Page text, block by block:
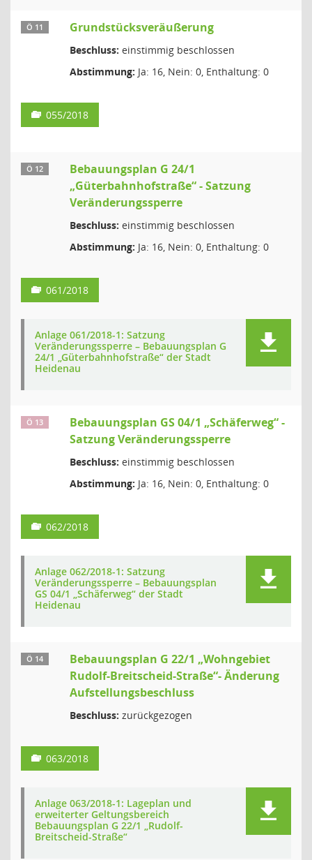
Ö 11 Grundstücksveräußerung
Beschluss: einstimmig beschlossen
Abstimmung: Ja: 16, Nein: 0, Enthaltung: 0
055/2018
Ö 12
Bebauungsplan G 24/1
„Güterbahnhofstraße“ - Satzung
Veränderungssperre
Beschluss: einstimmig beschlossen
Abstimmung: Ja: 16, Nein: 0, Enthaltung: 0
061/2018
Anlage 061/2018-1: Satzung
Veränderungssperre – Bebauungsplan G
24/1 „Güterbahnhofstraße“ der Stadt
Heidenau
Ö 13
Bebauungsplan GS 04/1 „Schäferweg“ -
Satzung Veränderungssperre
Beschluss: einstimmig beschlossen
Abstimmung: Ja: 16, Nein: 0, Enthaltung: 0
062/2018
Anlage 062/2018-1: Satzung
Veränderungssperre – Bebauungsplan
GS 04/1 „Schäferweg“ der Stadt
Heidenau
Ö 14
Bebauungsplan G 22/1 „Wohngebiet
Rudolf-Breitscheid-Straße“- Änderung
Aufstellungsbeschluss
Beschluss: zurückgezogen
063/2018
Anlage 063/2018-1: Lageplan und
erweiterter Geltungsbereich
Bebauungsplan G 22/1 „Rudolf-
Breitscheid-Straße“